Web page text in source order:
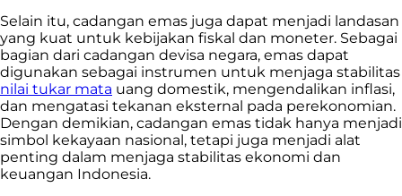
Selain itu, cadangan emas juga dapat menjadi landasan
yang kuat untuk kebijakan fiskal dan moneter. Sebagai
bagian dari cadangan devisa negara, emas dapat
digunakan sebagai instrumen untuk menjaga stabilitas
nilai tukar mata uang domestik, mengendalikan inflasi,
dan mengatasi tekanan eksternal pada perekonomian.
Dengan demikian, cadangan emas tidak hanya menjadi
simbol kekayaan nasional, tetapi juga menjadi alat
penting dalam menjaga stabilitas ekonomi dan
keuangan Indonesia.